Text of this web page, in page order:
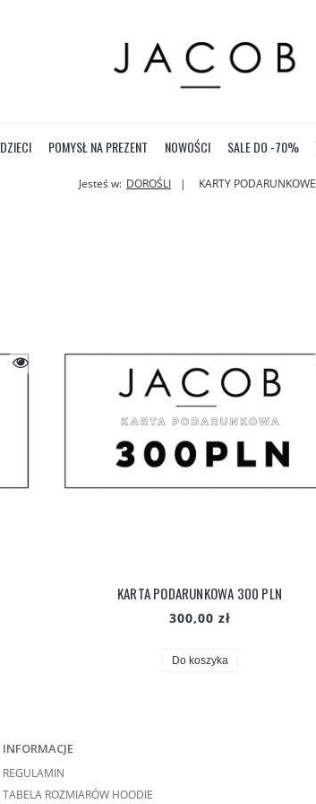
DZIECI POMYSŁ NA PREZENT NOWOŚCI SALE DO -70%
Jesteś w: DOROŚLI KARTY PODARUNKOWE
KARTA PODARUNKOWA 300 PLN
300,00 zł
Do koszyka
INFORMACJE
REGULAMIN
TABELA ROZMIARÓW HOODIE